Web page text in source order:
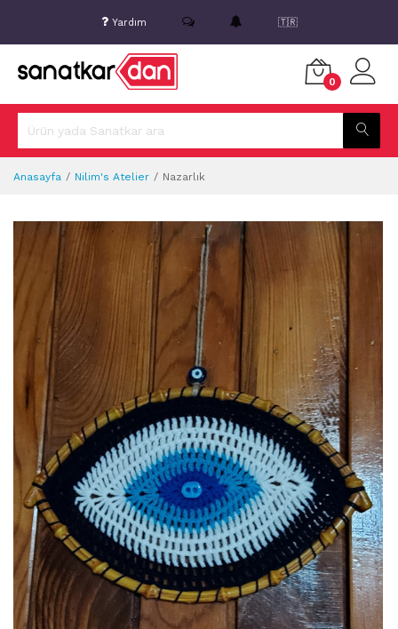
Yardım 🇹🇷
0
Anasayfa Nilim's Atelier Nazarlık